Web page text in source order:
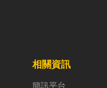
關係到安全、
相關資訊
簡訊平台